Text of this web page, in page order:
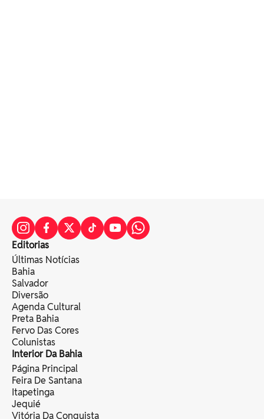
Editorias
Últimas Notícias
Bahia
Salvador
Diversão
Agenda Cultural
Preta Bahia
Fervo Das Cores
Colunistas
Interior Da Bahia
Página Principal
Feira De Santana
Itapetinga
Jequié
Vitória Da Conquista